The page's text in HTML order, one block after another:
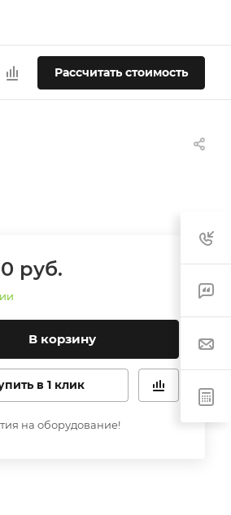
Рассчитать стоимость
руб.
В корзину
в 1 клик
на оборудование!